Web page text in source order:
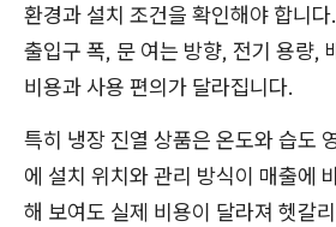
환경과 설치 조건을 확인해야 합니
출입구 폭, 문 여는 방향, 전기 용량,
비용과 사용 편의가 달라집니다.
특히 냉장 진열 상품은 온도와 습도
에 설치 위치와 관리 방식이 매출에
해 보여도 실제 비용이 달라져 헷갈